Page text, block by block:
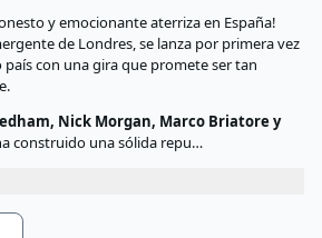
y emocionante aterriza en España!
de Londres, se lanza por primera vez
con una gira que promete ser tan
Nick Morgan, Marco Briatore y
construido una sólida repu…